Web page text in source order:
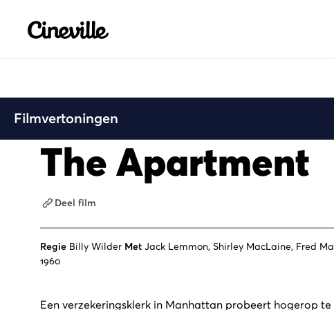
Cineville Logo
Filmvertoningen
The Apartment
Deel film
Regie Billy Wilder Met Jack Lemmon, Shirley MacLaine, Fred
1960
Een verzekeringsklerk in Manhattan probeert hogerop